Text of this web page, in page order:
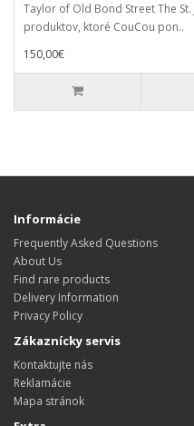
Taylor of Old Bond Street The
produktov, ktoré CouCou pon..
150,00€
Informácie
Frequently Asked Questions
About Us
Find rare products
Delivery Information
Privacy Policy
Zákaznícky servis
Kontaktujte nás
Reklamácie
Mapa stránok